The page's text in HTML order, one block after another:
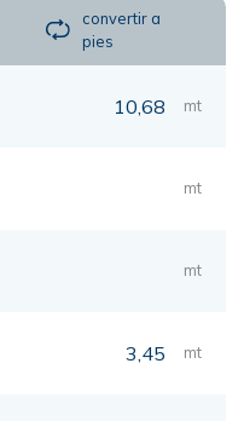
convertir a
pies
10,68 mt
mt
mt
3,45 mt